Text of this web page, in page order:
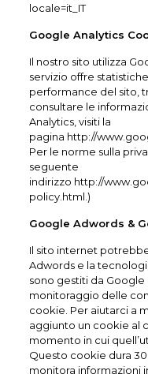
locale=it_IT
Google Analytics
Il nostro sito utilizza
servizio offre
performance del sito,
consultare le
Analytics, visiti la
pagina http://
Per le norme sulla
seguente
indirizzo http://
policy.html .)
Google Adwords &
Il sito internet
Adwords e la
sono gestiti da Google
monitoraggio delle
cookie. Per aiutarci a
aggiunto un cookie al
momento in cui
Questo cookie dura
monitora informazioni